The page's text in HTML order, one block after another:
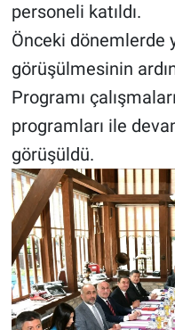
personeli katıldı.
Önceki dönemlerde
görüşülmesinin
Programı
programları ile
görüşüldü.